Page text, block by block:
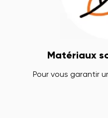
Matériaux
Pour vous garantir